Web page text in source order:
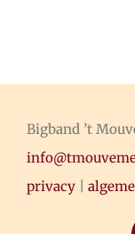
Bigband ’t
privacy|